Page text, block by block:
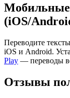
Мобильные
(iOS/
Переводите
iOS и Android.
Play — переводы
Отзывы